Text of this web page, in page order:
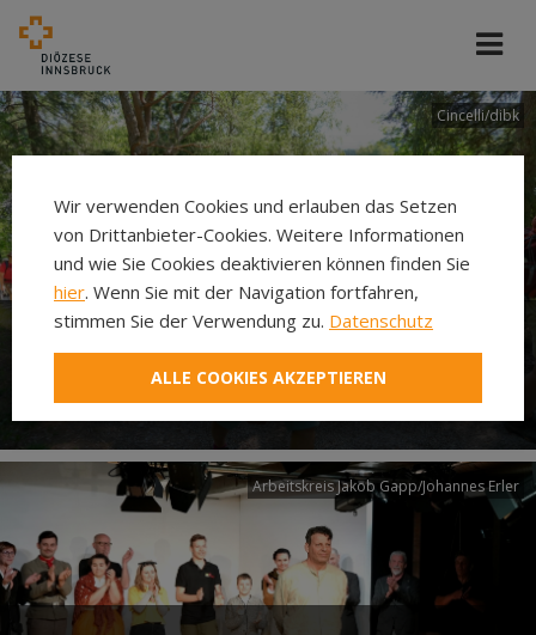
Cincelli/dibk
Neuer Pilgerweg Via
Laudato si’
Arbeitskreis Jakob Gapp/Johannes Erler
Wir verwenden Cookies und erlauben das Setzen
von Drittanbieter-Cookies. Weitere Informationen
und wie Sie Cookies deaktivieren können finden Sie
hier. Wenn Sie mit der Navigation fortfahren,
stimmen Sie der Verwendung zu. Datenschutz
ALLE COOKIES AKZEPTIEREN